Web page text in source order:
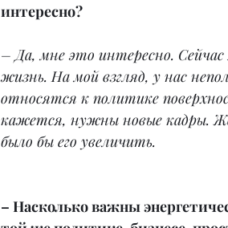
интересно?
– Да, мне это интересно.
жизнь. На мой взгляд, у нас
относятся к политике
кажется, нужны новые кадры.
было бы его увеличить.
– Насколько важны